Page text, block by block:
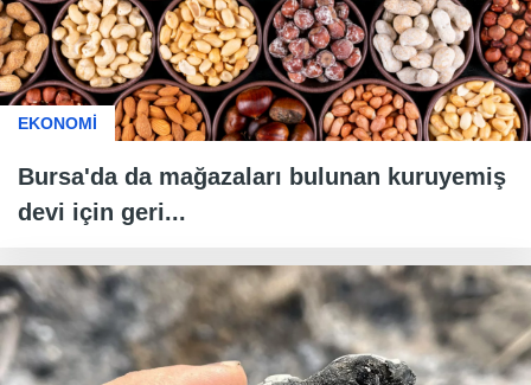
EKONOMİ
Bursa'da da mağazaları bulunan kuruyemiş
devi için geri...